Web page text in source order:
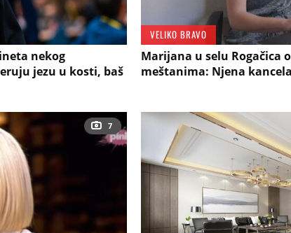
nekog
jezu u kosti, baš
VELIKO BRAVO
Marijana u selu Rogačica
meštanima: Njena
7